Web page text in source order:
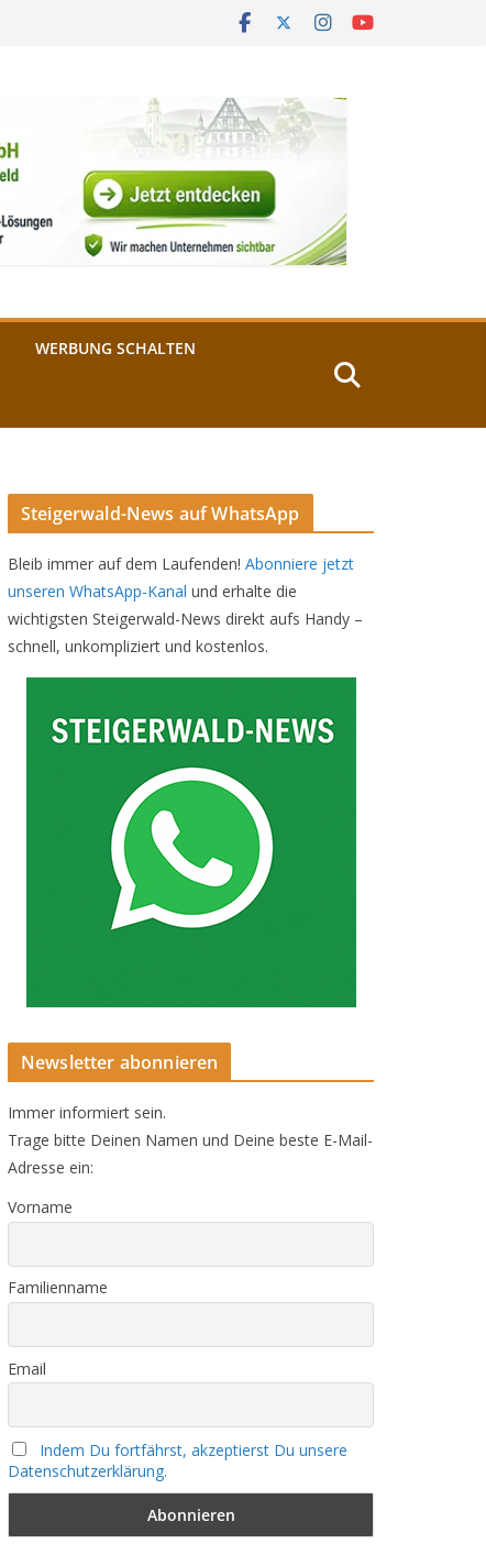
WERBUNG SCHALTEN
Steigerwald-News auf WhatsApp
Bleib immer auf dem Laufenden! Abonniere jetzt
unseren WhatsApp-Kanal und erhalte die
wichtigsten Steigerwald-News direkt aufs Handy –
schnell, unkompliziert und kostenlos.
Newsletter abonnieren
Immer informiert sein.
Trage bitte Deinen Namen und Deine beste E-Mail-
Adresse ein:
Vorname
Familienname
Email
Indem Du fortfährst, akzeptierst Du unsere
Datenschutzerklärung.